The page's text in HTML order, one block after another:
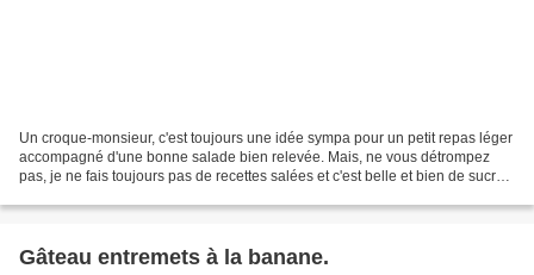
Un croque-monsieur, c'est toujours une idée sympa pour un petit repas léger
accompagné d'une bonne salade bien relevée. Mais, ne vous détrompez
pas, je ne fais toujours pas de recettes salées et c'est belle et bien de sucré
Gâteau entremets à la banane.